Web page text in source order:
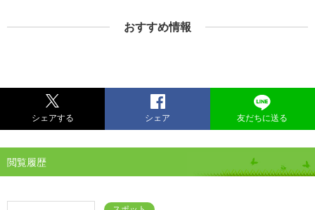
おすすめ情報
シェアする シェア 友だちに送る
閲覧履歴